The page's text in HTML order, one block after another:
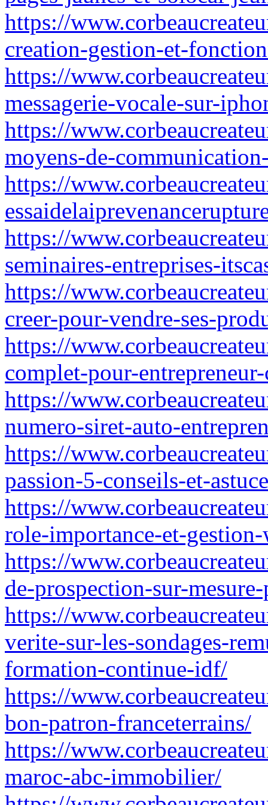
https://
creation-gestion-et-
https://
messagerie-vocale-sur-
https://
moyens-de-
https://
https://
seminaires-entreprises-
https://
creer-pour-vendre-ses-
https://
complet-pour-
https://
numero-siret-auto-
https://
passion-5-conseils-et-
https://
role-importance-et-
https://
de-prospection-sur-
https://
verite-sur-les-sondages-
formation-continue-idf/
https://
bon-patron-franceterrains/
https://
maroc-abc-immobilier/